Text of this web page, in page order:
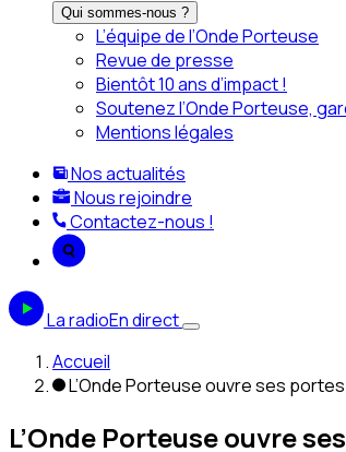
Qui sommes-nous ?
L’équipe de l’Onde Porteuse
Revue de presse
Bientôt 10 ans d’impact !
Soutenez l’Onde Porteuse,
Mentions légales
Nos actualités
Nous rejoindre
Contactez-nous !
La radioEn direct
Accueil
L’Onde Porteuse ouvre ses portes
L’Onde Porteuse ouvre